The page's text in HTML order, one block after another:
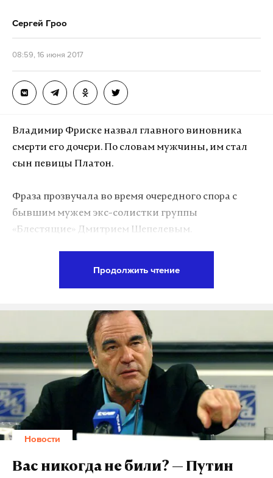
Сергей Гроо
08:59, 16 июня 2017
Владимир Фриске назвал главного виновника
смерти его дочери. По словам мужчины, им стал
сын певицы Платон.
Фраза прозвучала во время очередного спора с
бывшим мужем экс-солистки группы
«Блестящие» Дмитрием Шепелевым.
родственников? Это наша кровь там. Из-за
Платошки мы потеряли дочь. Так он еще ребенка
забрал», — заявил Владимир Фриске.
Жанна Фриске узнала о том что больна раком
головного мозга во время беременности. На
головные боли она начала жаловаться в начале
июня 2013 года, вскоре после того, как родила
сына Платона. Фриске проходила лечение в США и
Германии.
Первый канал
провел сбор средств на
Продолжить чтение
Новости
Вас никогда не били? — Путин